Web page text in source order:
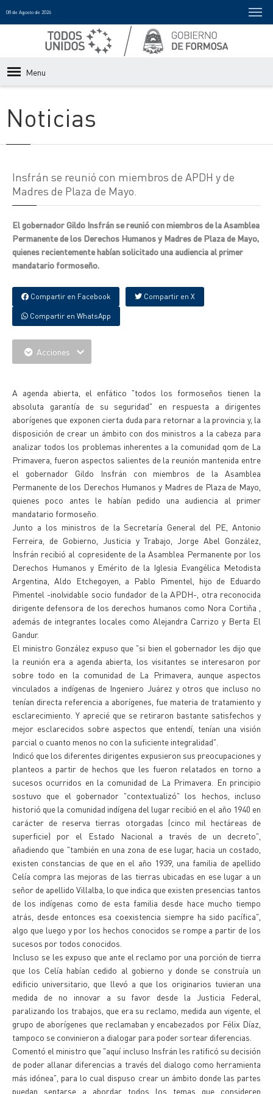
08 de Agosto de 2026
Menu
Noticias
Insfrán se reunió con miembros de APDH y de
Madres de Plaza de Mayo.
El gobernador Gildo Insfrán se reunió con miembros de la Asamblea
Permanente de los Derechos Humanos y Madres de Plaza de Mayo,
quienes recientemente habían solicitado una audiencia al primer
mandatario formoseño.
Compartir en Facebook Compartir en X
Compartir en WhatsApp
Acciones
A agenda abierta, el enfático "todos los formoseños tienen la
absoluta garantía de su seguridad" en respuesta a dirigentes
aborígenes que exponen cierta duda para retornar a la provincia y, la
disposición de crear un ámbito con dos ministros a la cabeza para
analizar todos los problemas inherentes a la comunidad qom de La
Primavera, fueron aspectos salientes de la reunión mantenida entre
el gobernador Gildo Insfrán con miembros de la Asamblea
Permanente de los Derechos Humanos y Madres de Plaza de Mayo,
quienes poco antes le habían pedido una audiencia al primer
mandatario formoseño.
Junto a los ministros de la Secretaría General del PE, Antonio
Ferreira, de Gobierno, Justicia y Trabajo, Jorge Abel González,
Insfrán recibió al copresidente de la Asamblea Permanente por los
Derechos Humanos y Emérito de la Iglesia Evangélica Metodista
Argentina, Aldo Etchegoyen, a Pablo Pimentel, hijo de Eduardo
Pimentel -inolvidable socio fundador de la APDH-, otra reconocida
dirigente defensora de los derechos humanos como Nora Cortiña ,
además de integrantes locales como Alejandra Carrizo y Berta El
Gandur.
El ministro González expuso que "si bien el gobernador les dijo que
la reunión era a agenda abierta, los visitantes se interesaron por
sobre todo en la comunidad de La Primavera, aunque aspectos
vinculados a indígenas de Ingeniero Juárez y otros que incluso no
tenían directa referencia a aborígenes, fue materia de tratamiento y
esclarecimiento. Y aprecié que se retiraron bastante satisfechos y
mejor esclarecidos sobre aspectos que entendí, tenían una visión
parcial o cuanto menos no con la suficiente integralidad".
Indicó que los diferentes dirigentes expusieron sus preocupaciones y
planteos a partir de hechos que les fueron relatados en torno a
sucesos ocurridos en la comunidad de La Primavera. En principio
sostuvo que el gobernador "contextualizó" los hechos, incluso
historió que la comunidad indígena del lugar recibió en el año 1940 en
carácter de reserva tierras otorgadas (cinco mil hectáreas de
superficie) por el Estado Nacional a través de un decreto",
añadiendo que "también en una zona de ese lugar, hacia un costado,
existen constancias de que en el año 1939, una familia de apellido
Celía compra las mejoras de las tierras ubicadas en ese lugar a un
señor de apellido Villalba, lo que indica que existen presencias tantos
de los indígenas como de esta familia desde hace mucho tiempo
atrás, desde entonces esa coexistencia siempre ha sido pacífica",
algo que luego y por los hechos conocidos se rompe a partir de los
sucesos por todos conocidos.
Incluso se les expuso que ante el reclamo por una porción de tierra
que los Celía habían cedido al gobierno y donde se construía un
edificio universitario, que llevó a que los originarios tuvieran una
medida de no innovar a su favor desde la Justicia Federal,
paralizando los trabajos, que era su reclamo, medida aun vigente, el
grupo de aborígenes que reclamaban y encabezados por Félix Díaz,
tampoco se convinieron a dialogar para poder sortear diferencias.
Comentó el ministro que "aquí incluso Insfrán les ratificó su decisión
de poder allanar diferencias a través del dialogo como herramienta
más idónea", para lo cual dispuso crear un ámbito donde las partes
puedan sentarse a abordar todos los temas que consideren